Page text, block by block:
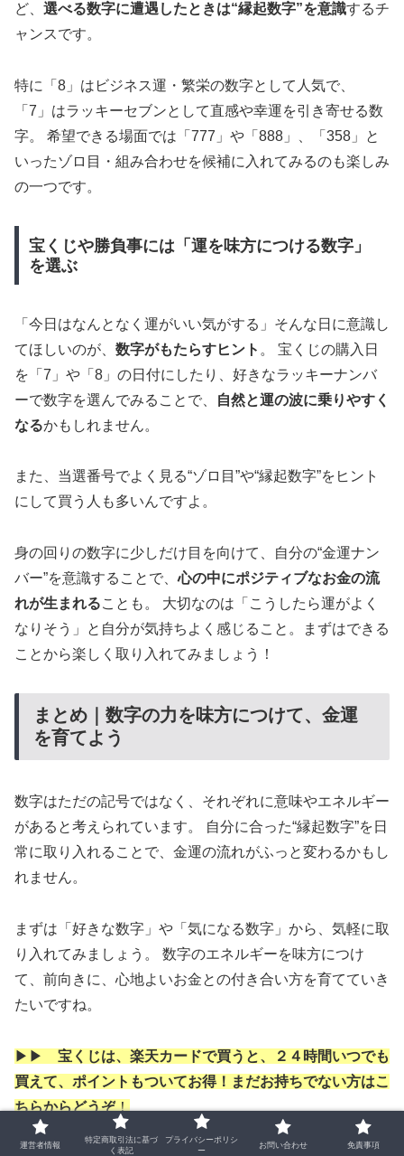
ど、 選べる数字に遭遇したときは“縁起数字”を意識するチ
ャンスです。
特に「8」はビジネス運・繁栄の数字として人気で、
「7」はラッキーセブンとして直感や幸運を引き寄せる数
字。 希望できる場面では「777」や「888」、「358」と
いったゾロ目・組み合わせを候補に入れてみるのも楽しみ
の一つです。
宝くじや勝負事には「運を味方につける数字」
を選ぶ
「今日はなんとなく運がいい気がする」そんな日に意識し
てほしいのが、 数字がもたらすヒント 。 宝くじの購入日
を「7」や「8」の日付にしたり、好きなラッキーナンバ
ーで数字を選んでみることで、
自然と運の波に乗りやすく
なるかもしれません。
また、当選番号でよく見る“ゾロ目”や“縁起数字”をヒント
にして買う人も多いんですよ。
身の回りの数字に少しだけ目を向けて、自分の“金運ナン
バー”を意識することで、心の中にポジティブなお金の流
れが生まれることも。 大切なのは「こうしたら運がよく
なりそう」と自分が気持ちよく感じること。まずはできる
ことから楽しく取り入れてみましょう！
まとめ｜数字の力を味方につけて、金運
を育てよう
数字はただの記号ではなく、それぞれに意味やエネルギー
があると考えられています。 自分に合った“縁起数字”を日
常に取り入れることで、金運の流れがふっと変わるかもし
れません。
まずは「好きな数字」や「気になる数字」から、気軽に取
り入れてみましょう。 数字のエネルギーを味方につけ
て、前向きに、心地よいお金との付き合い方を育てていき
たいですね。
▶▶ 宝くじは、楽天カードで買うと、２４時間いつでも
買えて、ポイントもついてお得！まだお持ちでない方はこ
ちらからどうぞ！
運営者情報
特定商取引法に基づ
く表記
プライバシーポリシ
ー
お問い合わせ 免責事項